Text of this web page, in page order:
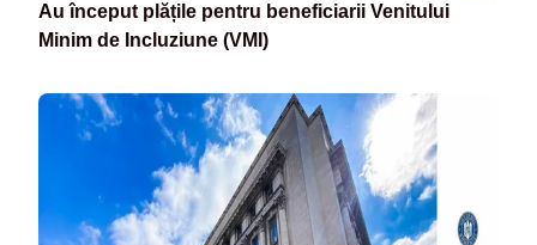
Au început plățile pentru beneficiarii Venitului
Minim de Incluziune (VMI)